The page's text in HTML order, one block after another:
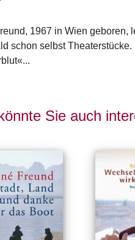
1967 in Wien geboren,
schon selbst
Sie auch